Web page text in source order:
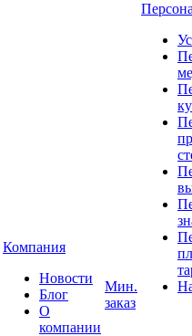
Компания
Новости
Блог
О
компании
Мин.
заказ